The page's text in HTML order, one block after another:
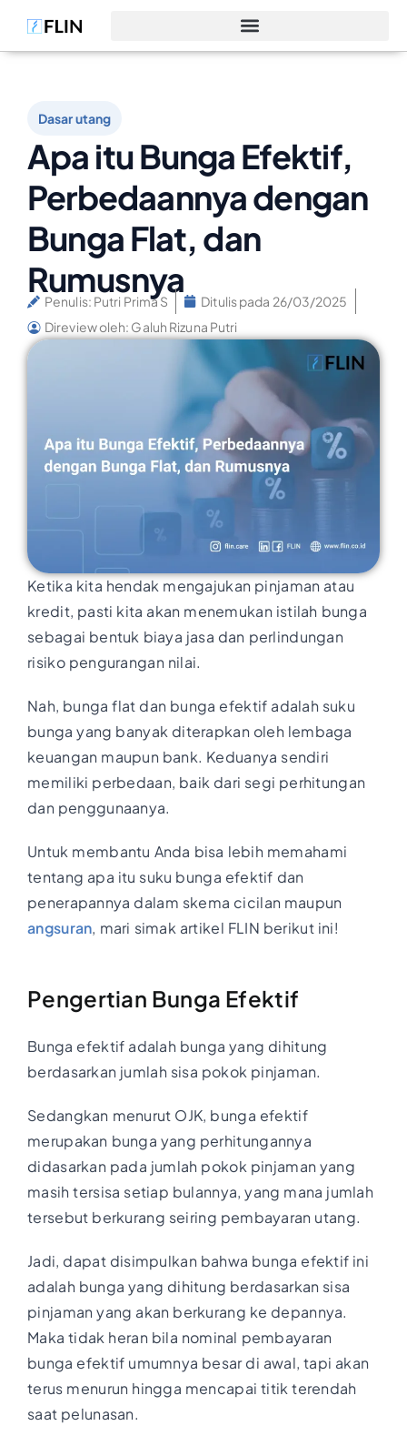
Dasar utang
Apa itu Bunga Efektif,
Perbedaannya dengan
Bunga Flat, dan
Rumusnya
Penulis: Putri Prima S Ditulis pada 26/03/2025
Direview oleh: Galuh Rizuna Putri
Ketika kita hendak mengajukan pinjaman atau
kredit, pasti kita akan menemukan istilah bunga
sebagai bentuk biaya jasa dan perlindungan
risiko pengurangan nilai.
Nah, bunga flat dan bunga efektif adalah suku
bunga yang banyak diterapkan oleh lembaga
keuangan maupun bank. Keduanya sendiri
memiliki perbedaan, baik dari segi perhitungan
dan penggunaanya.
Untuk membantu Anda bisa lebih memahami
tentang apa itu suku bunga efektif dan
penerapannya dalam skema cicilan maupun
angsuran, mari simak artikel FLIN berikut ini!
Pengertian Bunga Efektif
Bunga efektif adalah bunga yang dihitung
berdasarkan jumlah sisa pokok pinjaman.
Sedangkan menurut OJK, bunga efektif
merupakan bunga yang perhitungannya
didasarkan pada jumlah pokok pinjaman yang
masih tersisa setiap bulannya, yang mana jumlah
tersebut berkurang seiring pembayaran utang.
Jadi, dapat disimpulkan bahwa bunga efektif ini
adalah bunga yang dihitung berdasarkan sisa
pinjaman yang akan berkurang ke depannya.
Maka tidak heran bila nominal pembayaran
bunga efektif umumnya besar di awal, tapi akan
terus menurun hingga mencapai titik terendah
saat pelunasan.